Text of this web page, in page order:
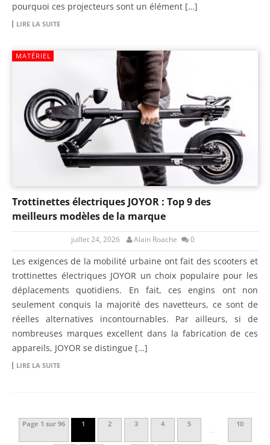
pourquoi ces projecteurs sont un élément […]
LIRE LA SUITE
MATÉRIEL
Trottinettes électriques JOYOR : Top 9 des
meilleurs modèles de la marque
juillet 24, 2026 Alain Roache 0
Les exigences de la mobilité urbaine ont fait des scooters et
trottinettes électriques JOYOR un choix populaire pour les
déplacements quotidiens. En fait, ces engins ont non
seulement conquis la majorité des navetteurs, ce sont de
réelles alternatives incontournables. Par ailleurs, si de
nombreuses marques excellent dans la fabrication de ces
appareils, JOYOR se distingue […]
LIRE LA SUITE
Page 1 sur 96 1 2 3 4 5
…
10